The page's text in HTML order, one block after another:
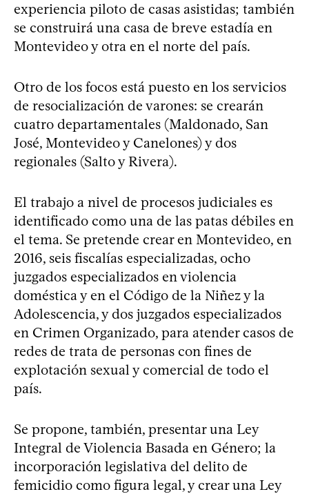
experiencia piloto de casas asistidas; también
se construirá una casa de breve estadía en
Montevideo y otra en el norte del país.
Otro de los focos está puesto en los servicios
de resocialización de varones: se crearán
cuatro departamentales (Maldonado, San
José, Montevideo y Canelones) y dos
regionales (Salto y Rivera).
El trabajo a nivel de procesos judiciales es
identificado como una de las patas débiles en
el tema. Se pretende crear en Montevideo, en
2016, seis fiscalías especializadas, ocho
juzgados especializados en violencia
doméstica y en el Código de la Niñez y la
Adolescencia, y dos juzgados especializados
en Crimen Organizado, para atender casos de
redes de trata de personas con fines de
explotación sexual y comercial de todo el
país.
Se propone, también, presentar una Ley
Integral de Violencia Basada en Género; la
incorporación legislativa del delito de
femicidio como figura legal, y crear una Ley